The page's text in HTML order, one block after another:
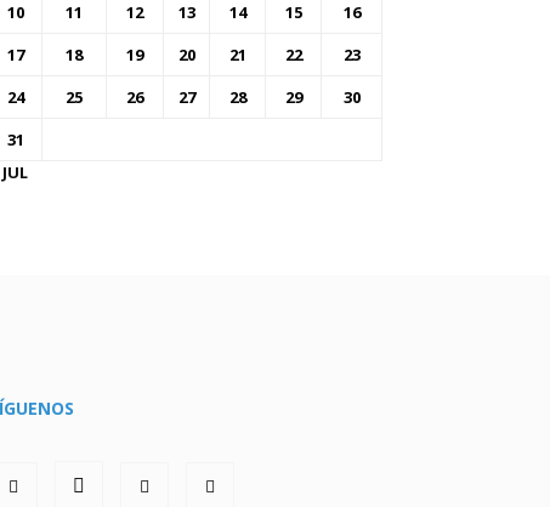
10
11 12 13 14 15
16
17
18 19 20 21 22
23
24
25 26 27 28 29
30
31